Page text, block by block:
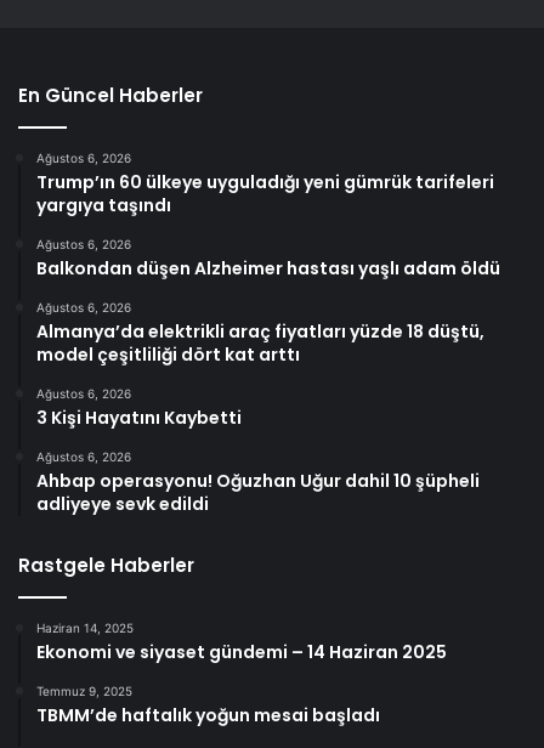
En Güncel Haberler
Ağustos 6, 2026
Trump’ın 60 ülkeye uyguladığı yeni gümrük tarifeleri
yargıya taşındı
Ağustos 6, 2026
Balkondan düşen Alzheimer hastası yaşlı adam öldü
Ağustos 6, 2026
Almanya’da elektrikli araç fiyatları yüzde 18 düştü,
model çeşitliliği dört kat arttı
Ağustos 6, 2026
3 Kişi Hayatını Kaybetti
Ağustos 6, 2026
Ahbap operasyonu! Oğuzhan Uğur dahil 10 şüpheli
adliyeye sevk edildi
Rastgele Haberler
Haziran 14, 2025
Ekonomi ve siyaset gündemi – 14 Haziran 2025
Temmuz 9, 2025
TBMM’de haftalık yoğun mesai başladı